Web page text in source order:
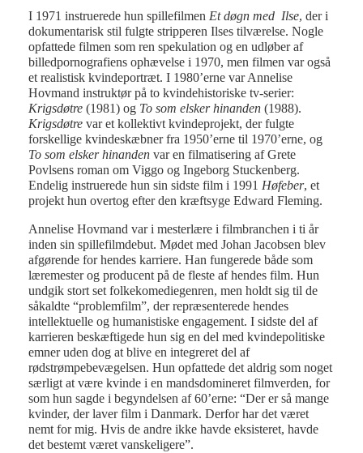
I 1971 instruerede hun spillefilmen Et døgn med Ilse, der i
dokumentarisk stil fulgte stripperen Ilses tilværelse. Nogle
opfattede filmen som ren spekulation og en udløber af
billedpornografiens ophævelse i 1970, men filmen var også
et realistisk kvindeportræt. I 1980’erne var Annelise
Hovmand instruktør på to kvindehistoriske tv-serier:
Krigsdøtre (1981) og To som elsker hinanden (1988).
Krigsdøtre var et kollektivt kvindeprojekt, der fulgte
forskellige kvindeskæbner fra 1950’erne til 1970’erne, og
To som elsker hinanden var en filmatisering af Grete
Povlsens roman om Viggo og Ingeborg Stuckenberg.
Endelig instruerede hun sin sidste film i 1991 Høfeber, et
projekt hun overtog efter den kræftsyge Edward Fleming.
Annelise Hovmand var i mesterlære i filmbranchen i ti år
inden sin spillefilmdebut. Mødet med Johan Jacobsen blev
afgørende for hendes karriere. Han fungerede både som
læremester og producent på de fleste af hendes film. Hun
undgik stort set folkekomediegenren, men holdt sig til de
såkaldte “problemfilm”, der repræsenterede hendes
intellektuelle og humanistiske engagement. I sidste del af
karrieren beskæftigede hun sig en del med kvindepolitiske
emner uden dog at blive en integreret del af
rødstrømpebevægelsen. Hun opfattede det aldrig som noget
særligt at være kvinde i en mandsdomineret filmverden, for
som hun sagde i begyndelsen af 60’erne: “Der er så mange
kvinder, der laver film i Danmark. Derfor har det været
nemt for mig. Hvis de andre ikke havde eksisteret, havde
det bestemt været vanskeligere”.